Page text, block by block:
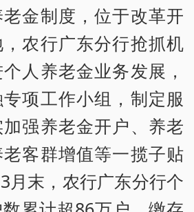
金制度，位于改革开
农行广东分行抢抓机
人养老金业务发展，
项工作小组，制定服
强养老金开户、养老
客群增值等一揽子贴
月末，农行广东分行个